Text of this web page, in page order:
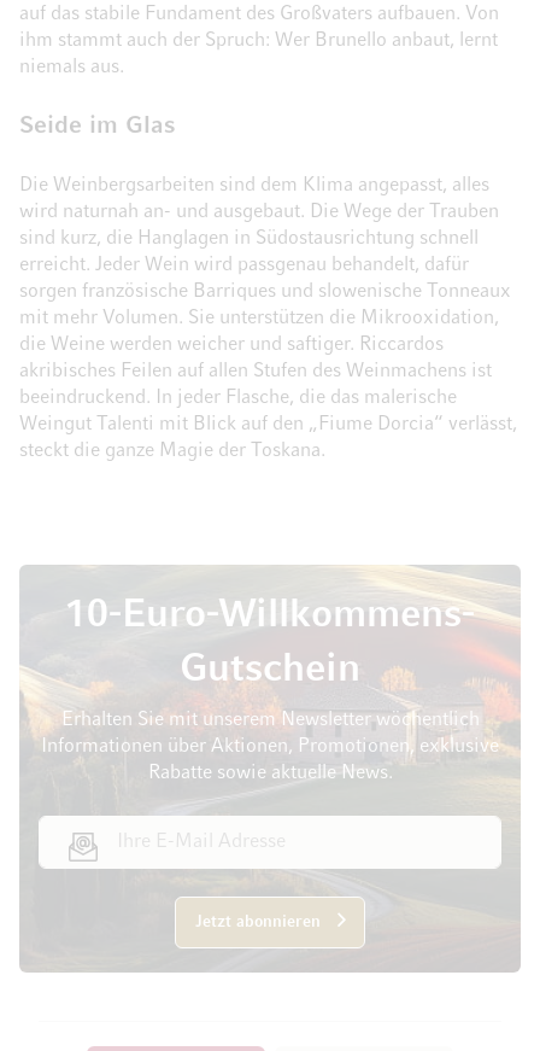
auf das stabile Fundament des Großvaters aufbauen. Von
ihm stammt auch der Spruch: Wer Brunello anbaut, lernt
niemals aus.
Seide im Glas
Die Weinbergsarbeiten sind dem Klima angepasst, alles
wird naturnah an- und ausgebaut. Die Wege der Trauben
sind kurz, die Hanglagen in Südostausrichtung schnell
erreicht. Jeder Wein wird passgenau behandelt, dafür
sorgen französische Barriques und slowenische Tonneaux
mit mehr Volumen. Sie unterstützen die Mikrooxidation,
die Weine werden weicher und saftiger. Riccardos
akribisches Feilen auf allen Stufen des Weinmachens ist
beeindruckend. In jeder Flasche, die das malerische
Weingut Talenti mit Blick auf den „Fiume Dorcia“ verlässt,
steckt die ganze Magie der Toskana.
10-Euro-Willkommens-
Gutschein
Erhalten Sie mit unserem Newsletter wöchentlich
Informationen über Aktionen, Promotionen, exklusive
Rabatte sowie aktuelle News.
E-Mail Adresse
Jetzt abonnieren